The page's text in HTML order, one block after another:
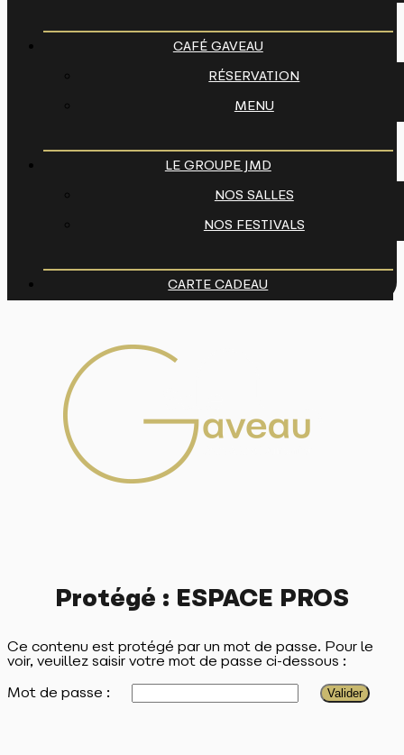
CAFÉ GAVEAU
RÉSERVATION
MENU
LE GROUPE JMD
NOS SALLES
NOS FESTIVALS
CARTE CADEAU
Protégé : ESPACE PROS
Ce contenu est protégé par un mot de passe. Pour le
voir, veuillez saisir votre mot de passe ci-dessous :
Mot de passe :